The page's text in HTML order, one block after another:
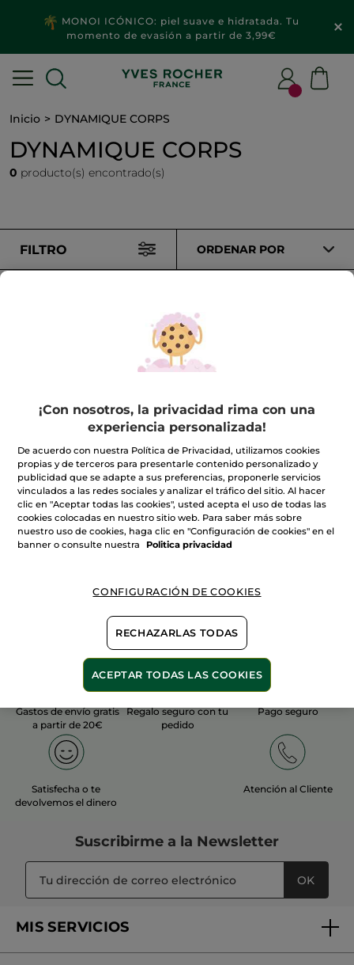
MONOI ICÓNICO: piel suave e hidratada. Tu
momento de evasión a partir de 3,99€
Inicio DYNAMIQUE CORPS
DYNAMIQUE CORPS
0 producto(s) encontrado(s)
FILTRO ORDENAR POR
100%extractos
vegetales
60 hectáreas de
campos orgánicos
Ver más
SOIN VEG CAP NUTRI 2 NUIT D'ORCHIDEE
Gastos de envío gratis
a partir de 20€
Regalo seguro con tu
pedido
Pago seguro
Satisfecha o te
devolvemos el dinero
Atención al Cliente
Suscribirme a la Newsletter
OK
MIS SERVICIOS
¡Con nosotros, la privacidad rima con una
experiencia personalizada!
De acuerdo con nuestra Política de Privacidad, utilizamos cookies
propias y de terceros para presentarle contenido personalizado y
publicidad que se adapte a sus preferencias, proponerle servicios
vinculados a las redes sociales y analizar el tráfico del sitio. Al hacer
clic en "Aceptar todas las cookies", usted acepta el uso de todas las
cookies colocadas en nuestro sitio web. Para saber más sobre
nuestro uso de cookies, haga clic en "Configuración de cookies" en el
banner o consulte nuestra
Politica privacidad
CONFIGURACIÓN DE COOKIES
RECHAZARLAS TODAS
ACEPTAR TODAS LAS COOKIES